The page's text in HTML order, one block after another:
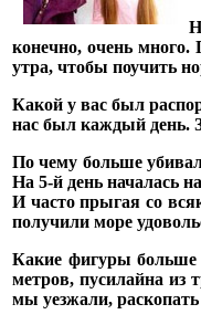
конечно, очень много.
утра, чтобы поучить
Какой у вас был
нас был каждый день.
По чему больше
На 5-й день началась
И часто прыгая со
получили море
Какие фигуры больше
метров, пусилайна из
мы уезжали,